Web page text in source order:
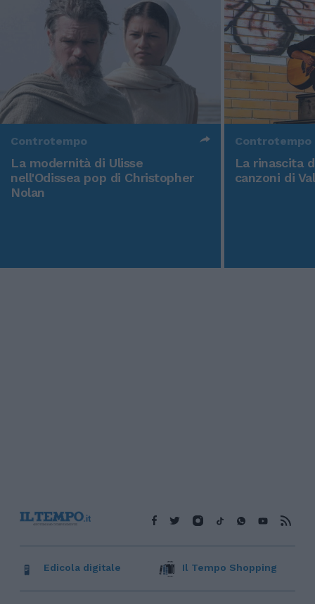
Controtempo
La modernità di Ulisse
nell'Odissea pop di Christopher
Nolan
Controtempo
La rinascita
canzoni di
Edicola digitale Il Tempo Shopping